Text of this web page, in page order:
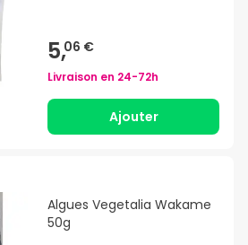
5,06 €
Livraison en 24-72h
Ajouter
Algues Vegetalia Wakame
50g